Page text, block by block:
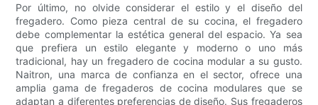
Por último, no olvide considerar el estilo y el diseño del
fregadero. Como pieza central de su cocina, el fregadero
debe complementar la estética general del espacio. Ya sea
que prefiera un estilo elegante y moderno o uno más
tradicional, hay un fregadero de cocina modular a su gusto.
Naitron, una marca de confianza en el sector, ofrece una
amplia gama de fregaderos de cocina modulares que se
adaptan a diferentes preferencias de diseño. Sus fregaderos